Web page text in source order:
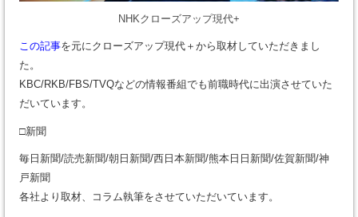
NHKクローズアップ現代+
この記事を元にクローズアップ現代＋から取材していただきまし
た。
KBC/RKB/FBS/TVQなどの情報番組でも前職時代に出演させていた
だいています。
□新聞
毎日新聞/読売新聞/朝日新聞/西日本新聞/熊本日日新聞/佐賀新聞/神
戸新聞
各社より取材、コラム執筆をさせていただいています。